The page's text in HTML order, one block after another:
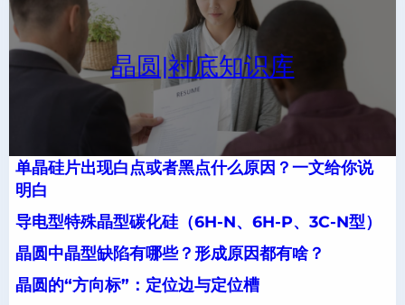
晶圆|衬底知识库
单晶硅片出现白点或者黑点什么原因？一文给你说
明白
导电型特殊晶型碳化硅（6H-N、6H-P、3C-N型）
晶圆中晶型缺陷有哪些？形成原因都有啥？
晶圆的“方向标”：定位边与定位槽